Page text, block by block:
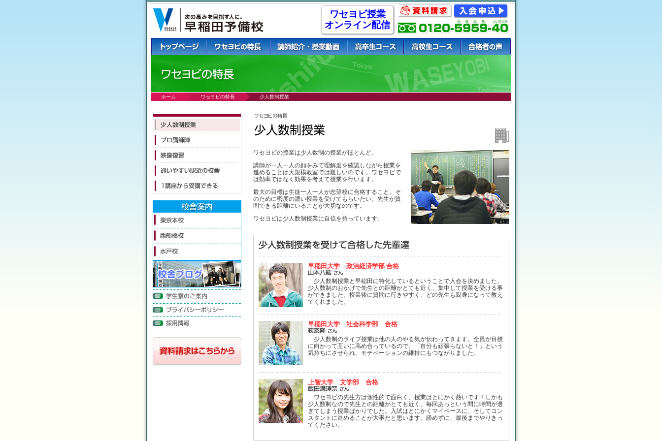
ワセヨビ授業
オンライン配信
ホーム ワセヨビの特長 少人数制授業
ワセヨビの授業は少人数制の授業がほとんど。
講師が一人一人の顔をみて理解度を確認しながら授業を
進めることは大規模教室では難しいのです。ワセヨビで
は効率ではなく効果を考えて授業を行います。
最大の目標は生徒一人一人が志望校に合格すること。そ
のために密度の濃い授業を受けてもらいたい。先生が質
問できる距離にいることが大切なのです。
ワセヨビは少人数制授業に自信を持っています。
早稲田大学 政治経済学部 合格
少人数制授業と早稲田に特化しているということで入会を決めました。
少人数制のおかげで先生との距離がとても近く、集中して授業を受ける事
ができました。授業後に質問に行きやすく、どの先生も親身になって教え
てくれました。
早稲田大学 社会科学部 合格
少人数制のライブ授業は他の人のやる気が伝わってきます。全員が目標
に向かって互いに高め合っているので、「自分も頑張らないと！」という
気持ちにさせられ、モチベーションの維持にもつながりました。
上智大学 文学部 合格
ワセヨビの先生方は個性的で面白く、授業はとにかく熱いです！しかも
少人数制なので先生との距離がとても近く、毎回あっという間に時間が過
ぎてしまう授業ばかりでした。入試はとにかくマイペースに、そしてコン
スタントに進めることが大事だと思います。諦めずに、最後までやりきっ
てください。